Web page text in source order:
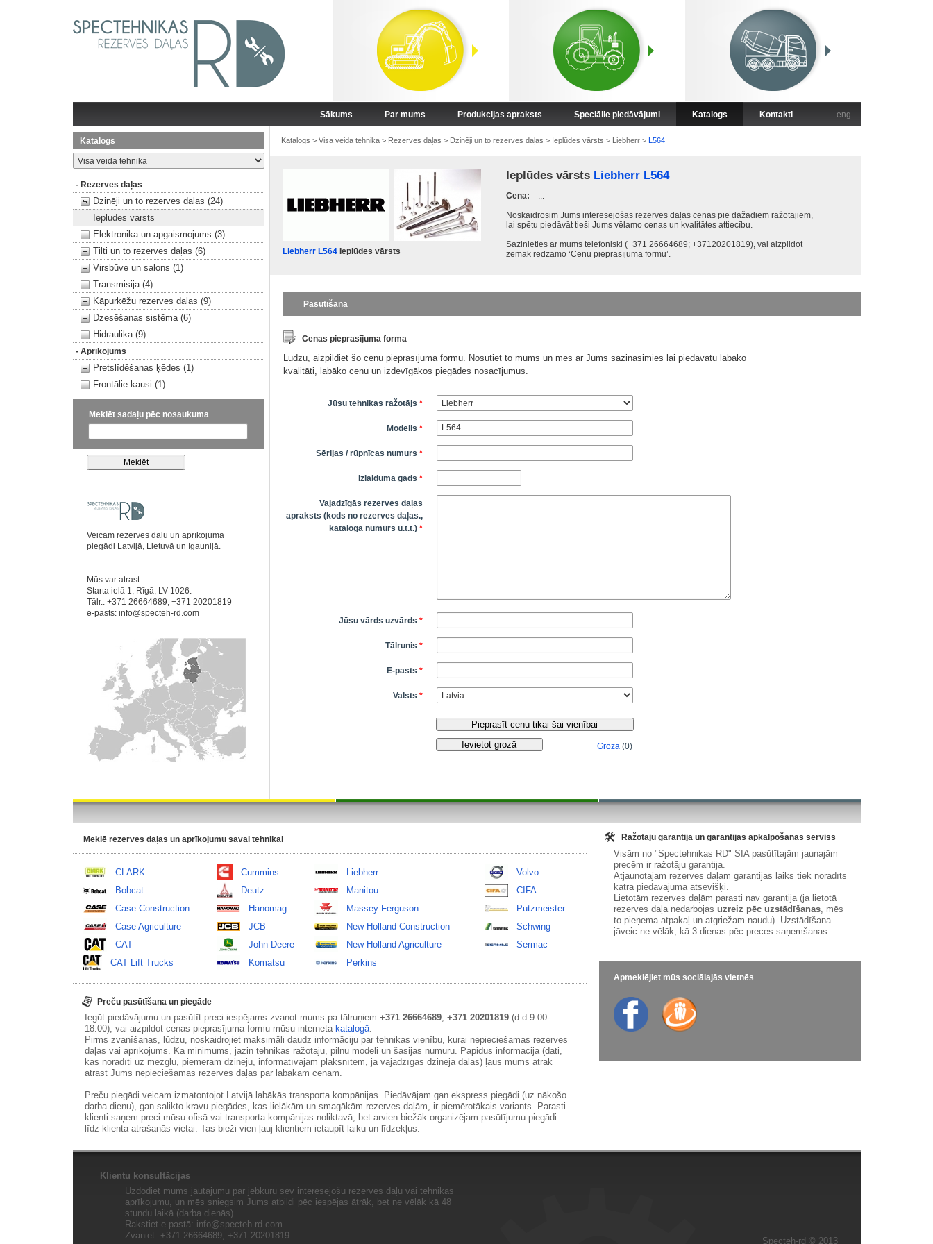
Sākums Par mums Produkcijas apraksts Speciālie piedāvājumi Katalogs Kontakti eng
Katalogs
- Rezerves daļas
Dzinēji un to rezerves daļas (24)
Ieplūdes vārsts
Elektronika un apgaismojums (3)
Tilti un to rezerves daļas (6)
Virsbūve un salons (1)
Transmisija (4)
Kāpurķēžu rezerves daļas (9)
Dzesēšanas sistēma (6)
Hidraulika (9)
- Aprīkojums
Pretslīdēšanas ķēdes (1)
Frontālie kausi (1)
Meklēt sadaļu pēc nosaukuma
Veicam rezerves daļu un aprīkojuma
piegādi Latvijā, Lietuvā un Igaunijā.
Mūs var atrast:
Starta ielā 1, Rīgā, LV-1026.
Tālr.: +371 26664689; +371 20201819
e-pasts: info@specteh-rd.com
Katalogs > Visa veida tehnika> Rezerves daļas > Dzinēji un to rezerves daļas > Ieplūdes vārsts > Liebherr> L564
Liebherr L564Ieplūdes vārsts
Ieplūdes vārsts Liebherr L564
Cena: ...
Noskaidrosim Jums interesējošās rezerves daļas cenas pie dažādiem ražotājiem,
lai spētu piedāvāt tieši Jums vēlamo cenas un kvalitātes attiecību.
Sazinieties ar mums telefoniski (+371 26664689; +37120201819), vai aizpildot
zemāk redzamo ‘Cenu pieprasījuma formu’.
Pasūtīšana
Cenas pieprasījuma forma
Lūdzu, aizpildiet šo cenu pieprasījuma formu. Nosūtiet to mums un mēs ar Jums sazināsimies lai piedāvātu labāko
kvalitāti, labāko cenu un izdevīgākos piegādes nosacījumus.
Jūsu tehnikas ražotājs *
Modelis *
Sērijas / rūpnīcas numurs *
Izlaiduma gads *
Vajadzīgās rezerves daļas
apraksts (kods no rezerves daļas.,
kataloga numurs u.t.t.) *
Jūsu vārds uzvārds *
Tālrunis *
E-pasts *
Valsts *
Grozā(0)
Meklē rezerves daļas un aprīkojumu savai tehnikai
CLARK
Bobcat
Case Construction
Case Agriculture
CAT
CAT Lift Trucks
Cummins
Deutz
Hanomag
JCB
John Deere
Komatsu
Liebherr
Manitou
Massey Ferguson
New Holland Construction
New Holland Agriculture
Perkins
Volvo
CIFA
Putzmeister
Schwing
Sermac
Preču pasūtīšana un piegāde
Iegūt piedāvājumu un pasūtīt preci iespējams zvanot mums pa tālruņiem +371 26664689, +371 20201819(d.d 9:00-
18:00), vai aizpildot cenas pieprasījuma formu mūsu interneta katalogā.
Pirms zvanīšanas, lūdzu, noskaidrojiet maksimāli daudz informāciju par tehnikas vienību, kurai nepieciešamas rezerves
daļas vai aprīkojums. Kā minimums, jāzin tehnikas ražotāju, pilnu modeli un šasijas numuru. Papidus informācija (dati,
kas norādīti uz mezglu, piemēram dzinēju, informatīvajām plāksnītēm, ja vajadzīgas dzinēja daļas) ļaus mums ātrāk
atrast Jums nepieciešamās rezerves daļas par labākām cenām.
Preču piegādi veicam izmatontojot Latvijā labākās transporta kompānijas. Piedāvājam gan ekspress piegādi (uz nākošo
darba dienu), gan salikto kravu piegādes, kas lielākām un smagākām rezerves daļām, ir piemērotākais variants. Parasti
klienti saņem preci mūsu ofisā vai transporta kompānijas noliktavā, bet arvien biežāk organizējam pasūtījumu piegādi
līdz klienta atrašanās vietai. Tas bieži vien ļauj klientiem ietaupīt laiku un līdzekļus.
Ražotāju garantija un garantijas apkalpošanas serviss
Visām no "Spectehnikas RD" SIA pasūtītajām jaunajām
precēm ir ražotāju garantija.
Atjaunotajām rezerves daļām garantijas laiks tiek norādīts
katrā piedāvājumā atsevišķi.
Lietotām rezerves daļām parasti nav garantija (ja lietotā
rezerves daļa nedarbojas uzreiz pēc uzstādīšanas, mēs
to pieņema atpakaļ un atgriežam naudu). Uzstādīšana
jāveic ne vēlāk, kā 3 dienas pēc preces saņemšanas.
Apmeklējiet mūs sociālajās vietnēs
Klientu konsultācijas
Uzdodiet mums jautājumu par jebkuru sev interesējošu rezerves daļu vai tehnikas
aprīkojumu, un mēs sniegsim Jums atbildi pēc iespējas ātrāk, bet ne vēlāk kā 48
stundu laikā (darba dienās).
Rakstiet e-pastā: info@specteh-rd.com
Zvaniet: +371 26664689; +371 20201819
Specteh-rd © 2013